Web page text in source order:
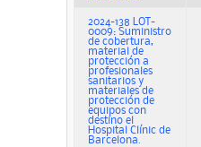
2024-138 LOT-
0009: Suministro
de cobertura,
material de
protección a
profesionales
sanitarios y
materiales de
protección de
equipos con
destino el
Hospital Clínic de
Barcelona.